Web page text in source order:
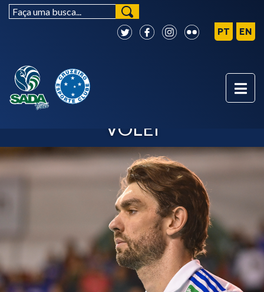
LUCÃO - SADA CRUZEIRO
VÔLEI